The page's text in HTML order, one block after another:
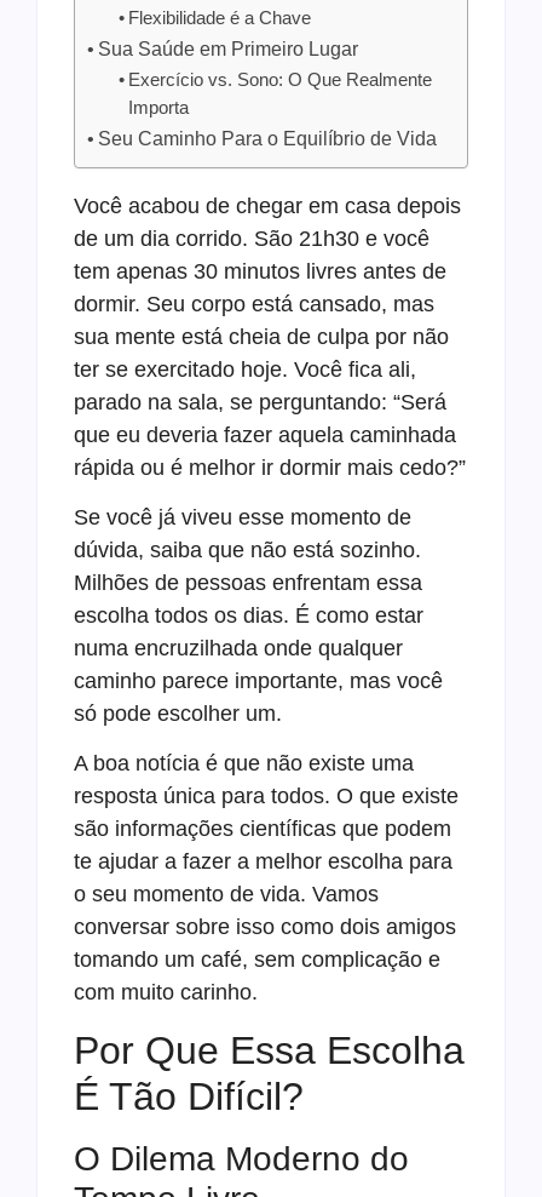
Flexibilidade é a Chave
Sua Saúde em Primeiro Lugar
Exercício vs. Sono: O Que Realmente
Importa
Seu Caminho Para o Equilíbrio de Vida
Você acabou de chegar em casa depois
de um dia corrido. São 21h30 e você
tem apenas 30 minutos livres antes de
dormir. Seu corpo está cansado, mas
sua mente está cheia de culpa por não
ter se exercitado hoje. Você fica ali,
parado na sala, se perguntando: “Será
que eu deveria fazer aquela caminhada
rápida ou é melhor ir dormir mais cedo?”
Se você já viveu esse momento de
dúvida, saiba que não está sozinho.
Milhões de pessoas enfrentam essa
escolha todos os dias. É como estar
numa encruzilhada onde qualquer
caminho parece importante, mas você
só pode escolher um.
A boa notícia é que não existe uma
resposta única para todos. O que existe
são informações científicas que podem
te ajudar a fazer a melhor escolha para
o seu momento de vida. Vamos
conversar sobre isso como dois amigos
tomando um café, sem complicação e
com muito carinho.
Por Que Essa Escolha
É Tão Difícil?
O Dilema Moderno do